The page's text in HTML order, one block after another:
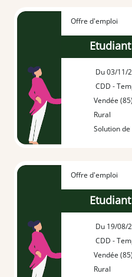
Offre d'emploi
Du 03/11/
CDD -
Vendée (85)
Rural
Solution
Offre d'emploi
Du 19/08/
CDD -
Vendée (85)
Rural